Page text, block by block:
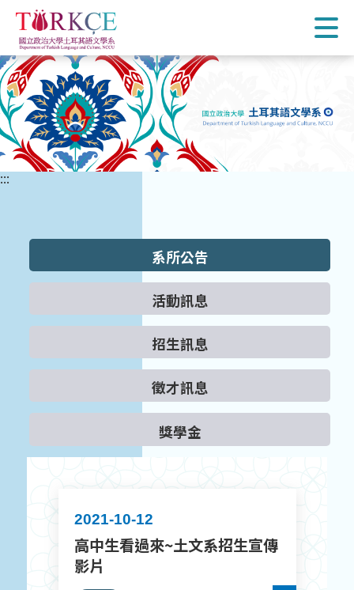
跳
到
主
要
內
容
區
塊
:::
系所公告
活動訊息
招生訊息
徵才訊息
獎學金
2021-10-12
高中生看過來~土文系招生宣傳
影片